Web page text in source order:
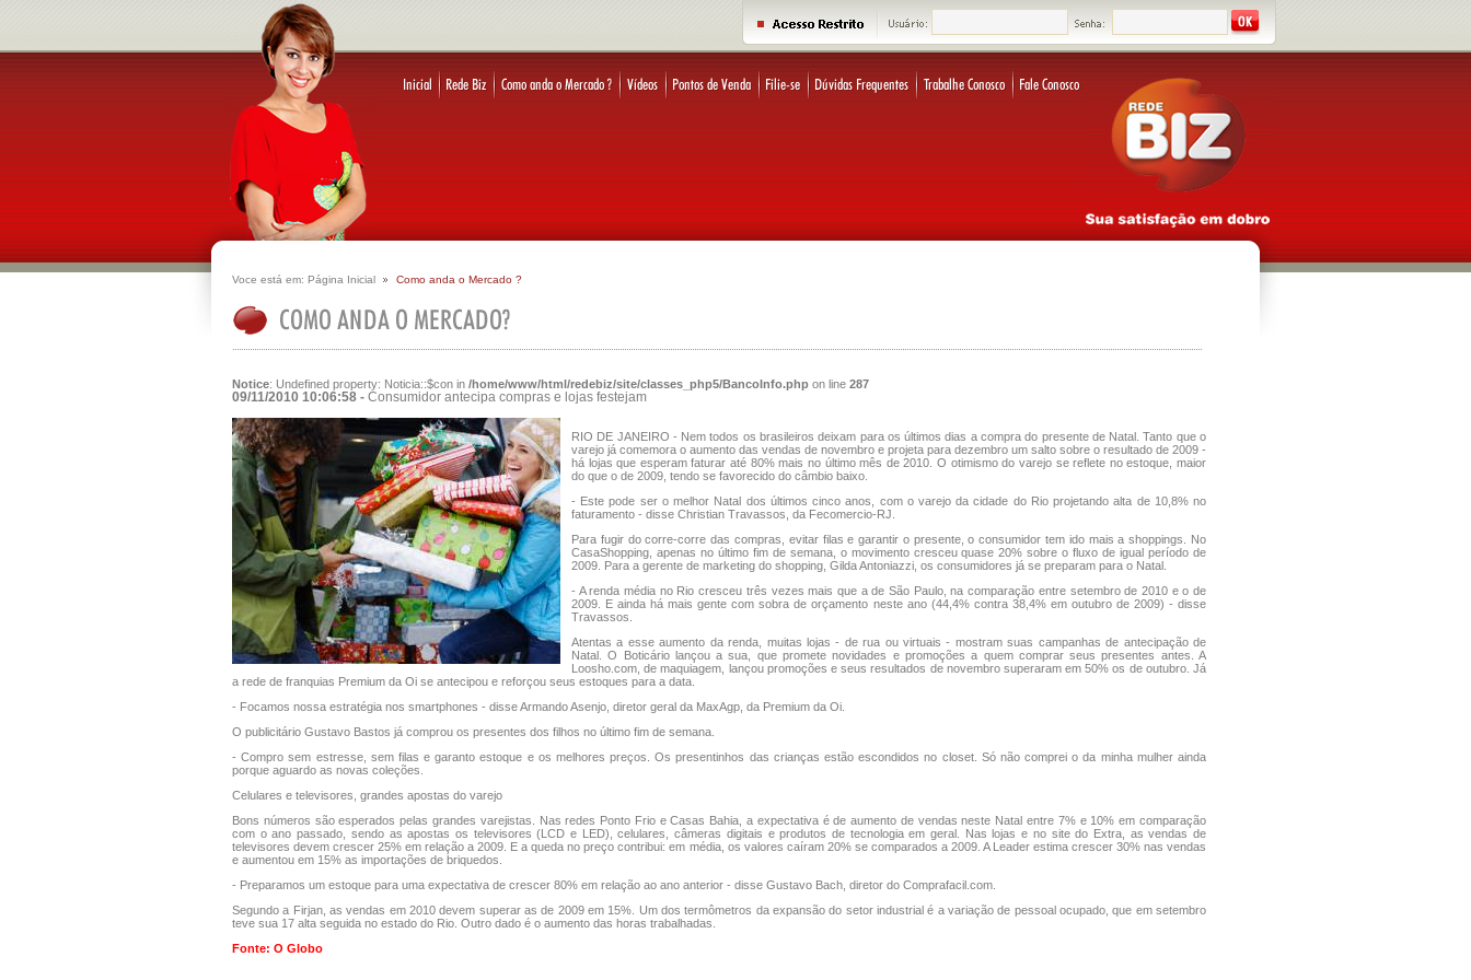
Voce está em: Página Inicial Como anda o Mercado ?
Notice: Undefined property: Noticia::$con in /home/www/html/redebiz/site/classes_php5/BancoInfo.php on line 287
09/11/2010 10:06:58 - Consumidor antecipa compras e lojas festejam
RIO DE JANEIRO - Nem todos os brasileiros deixam para os últimos dias a compra do presente de Natal. Tanto que o
varejo já comemora o aumento das vendas de novembro e projeta para dezembro um salto sobre o resultado de 2009 -
há lojas que esperam faturar até 80% mais no último mês de 2010. O otimismo do varejo se reflete no estoque, maior
do que o de 2009, tendo se favorecido do câmbio baixo.
- Este pode ser o melhor Natal dos últimos cinco anos, com o varejo da cidade do Rio projetando alta de 10,8% no
faturamento - disse Christian Travassos, da Fecomercio-RJ.
Para fugir do corre-corre das compras, evitar filas e garantir o presente, o consumidor tem ido mais a shoppings. No
CasaShopping, apenas no último fim de semana, o movimento cresceu quase 20% sobre o fluxo de igual período de
2009. Para a gerente de marketing do shopping, Gilda Antoniazzi, os consumidores já se preparam para o Natal.
- A renda média no Rio cresceu três vezes mais que a de São Paulo, na comparação entre setembro de 2010 e o de
2009. E ainda há mais gente com sobra de orçamento neste ano (44,4% contra 38,4% em outubro de 2009) - disse
Travassos.
Atentas a esse aumento da renda, muitas lojas - de rua ou virtuais - mostram suas campanhas de antecipação de
Natal. O Boticário lançou a sua, que promete novidades e promoções a quem comprar seus presentes antes. A
Loosho.com, de maquiagem, lançou promoções e seus resultados de novembro superaram em 50% os de outubro. Já
a rede de franquias Premium da Oi se antecipou e reforçou seus estoques para a data.
- Focamos nossa estratégia nos smartphones - disse Armando Asenjo, diretor geral da MaxAgp, da Premium da Oi.
O publicitário Gustavo Bastos já comprou os presentes dos filhos no último fim de semana.
- Compro sem estresse, sem filas e garanto estoque e os melhores preços. Os presentinhos das crianças estão escondidos no closet. Só não comprei o da minha mulher ainda
porque aguardo as novas coleções.
Celulares e televisores, grandes apostas do varejo
Bons números são esperados pelas grandes varejistas. Nas redes Ponto Frio e Casas Bahia, a expectativa é de aumento de vendas neste Natal entre 7% e 10% em comparação
com o ano passado, sendo as apostas os televisores (LCD e LED), celulares, câmeras digitais e produtos de tecnologia em geral. Nas lojas e no site do Extra, as vendas de
televisores devem crescer 25% em relação a 2009. E a queda no preço contribui: em média, os valores caíram 20% se comparados a 2009. A Leader estima crescer 30% nas vendas
e aumentou em 15% as importações de briquedos.
- Preparamos um estoque para uma expectativa de crescer 80% em relação ao ano anterior - disse Gustavo Bach, diretor do Comprafacil.com.
Segundo a Firjan, as vendas em 2010 devem superar as de 2009 em 15%. Um dos termômetros da expansão do setor industrial é a variação de pessoal ocupado, que em setembro
teve sua 17 alta seguida no estado do Rio. Outro dado é o aumento das horas trabalhadas.
Fonte: O Globo